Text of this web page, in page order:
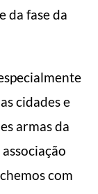
da fase da
cidades e
armas da
com